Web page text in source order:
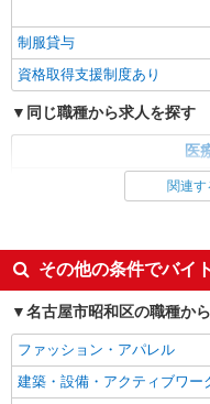
制服貸与
資格取得支援制度あり
同じ職種から求人を探す
医
未経験歓迎
ボーナス・賞与あり
交通費支給
産休・育休取得実績あり
関連
その他の条件でバイ
名古屋市昭和区の職種か
ファッション・アパレル
建築・設備・アクティブワー